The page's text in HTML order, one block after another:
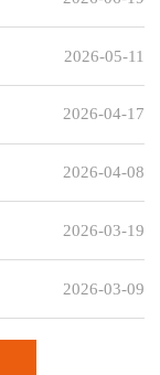
2026-05-11
2026-04-17
2026-04-08
2026-03-19
2026-03-09